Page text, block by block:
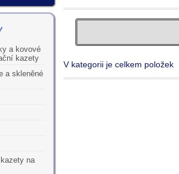
a kovové
kazety
a skleněné
na
V kategorii je celkem položek